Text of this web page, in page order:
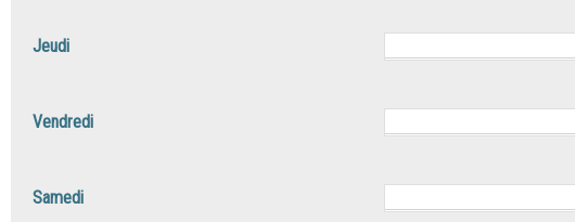
Jeudi
Vendredi
Samedi